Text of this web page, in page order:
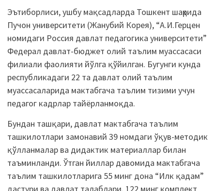
Эътиборлиси, ушбу мақсадларда Тошкент шаҳрида
Пучон университети (Жанубий Корея), “А.И.Герцен
номидаги Россия давлат педагогика университети”
Федерал давлат-бюджет олий таълим муассасаси
филиали фаолияти йўлга қўйилган. Бугунги кунда
республикадаги 22 та давлат олий таълим
муассасаларида мактабгача таълим тизими учун
педагог кадрлар тайёрланмоқда.
Бундан ташқари, давлат мактабгача таълим
ташкилотлари замонавий 39 номдаги ўқув-методик
қўлланмалар ва дидактик материаллар билан
таъминланди. Ўтган йиллар давомида мактабгача
таълим ташкилотларига 55 минг дона “Илк қадам”
дастури ва давлат талаблари, 122 минг комплект